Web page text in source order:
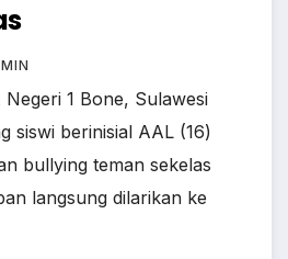
1 Bone, Sulawesi
siswi berinisial AAL (16)
bullying teman sekelas
langsung dilarikan ke